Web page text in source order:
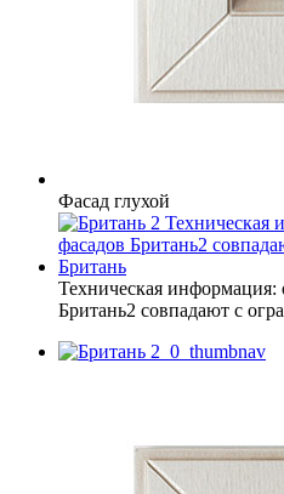
Фасад глухой
Техническая информация:
Британь2 совпадают с